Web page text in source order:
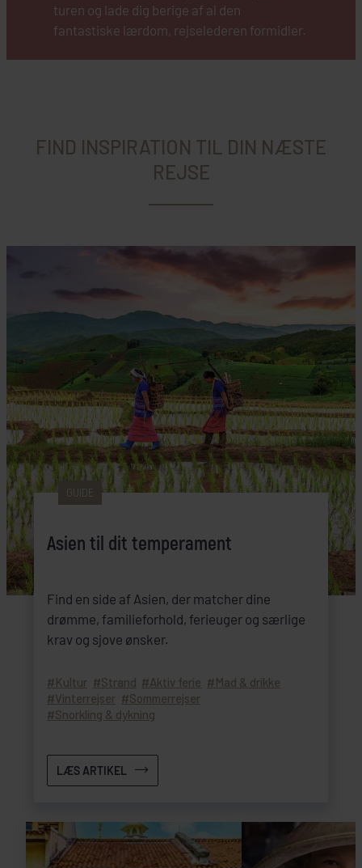
turen og lade dig berige af al den
fantastiske lærdom, rejselederen formidler.
FIND INSPIRATION TIL DIN NÆSTE
REJSE
GUIDE
Asien til dit temperament
Find en side af Asien, der matcher dine
drømme, familieforhold, ferieuger og særlige
krav og sjove ønsker.
Kultur Strand Aktiv ferie
Mad & drikke
Vinterrejser
Sommerrejser
Snorkling & dykning
LÆS ARTIKEL